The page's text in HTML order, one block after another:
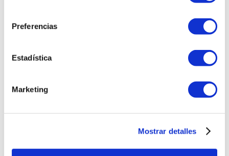
Preferencias
Estadística
Marketing
Mostrar detalles
Glow Active Serum MD se
presenta en un envase de 30 ml